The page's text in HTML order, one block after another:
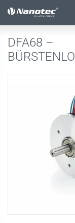
Aktive
DFA68 –